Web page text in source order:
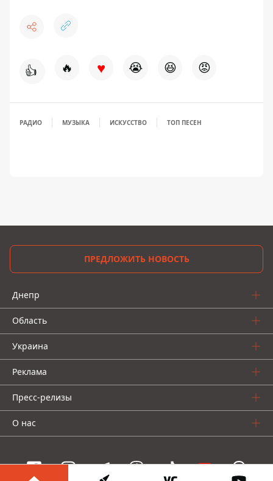
👍 🔥 ♥ 😭 😆 😡
РАДИО МУЗЫКА ИСКУССТВО ТОП ПЕСЕН
ПРЕДЛОЖИТЬ НОВОСТЬ
Днепр
Область
Украина
Реклама
Пресс-релизы
О нас